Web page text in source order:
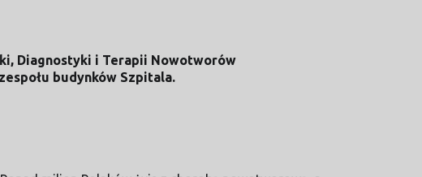
Diagnostyki i Terapii Nowotworów
budynków Szpitala.